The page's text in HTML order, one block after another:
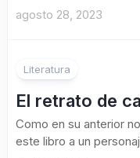
agosto 28, 2023
Literatura
El retrato de
Como en su anterior
este libro a un